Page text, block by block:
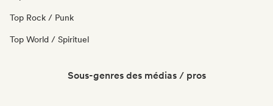
Top Rock / Punk
Top World / Spirituel
Sous-genres des médias / pros